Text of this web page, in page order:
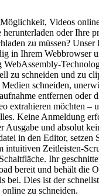
Videos
herunterladen oder Ihre
zu müssen?
in Ihrem Webbrowser
WebAssembly-
zu schneiden und zu
schneiden,
entfernen oder
extrahieren möchten –
Keine Anmeldung
Ausgabe und absolut
in den Editor, setzen
intuitiven Zeitleisten-
Ihr
bereit und behält die
bei. Dies ist der
zu schneiden.